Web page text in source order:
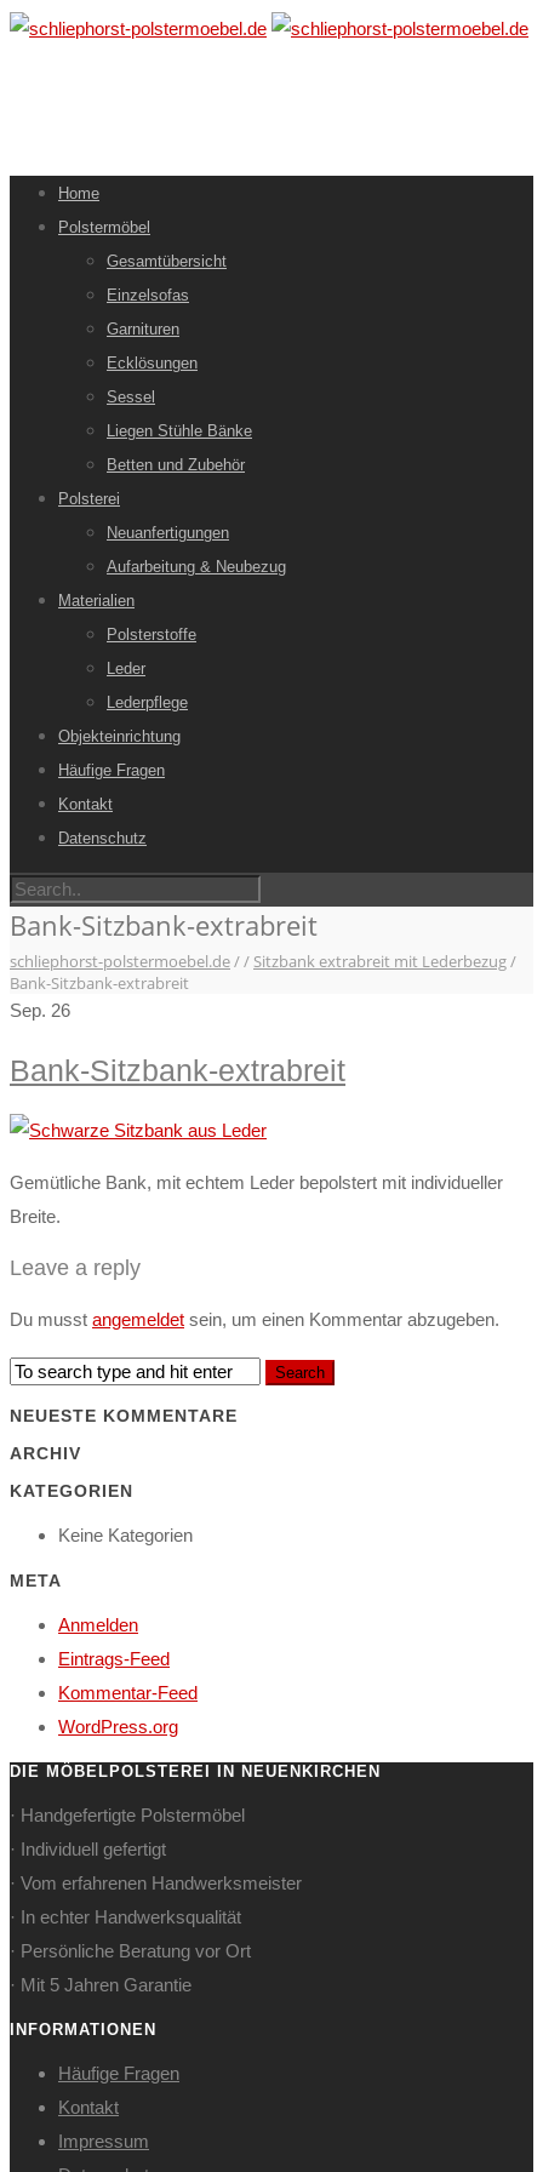
Home
Polstermöbel
Gesamtübersicht
Einzelsofas
Garnituren
Ecklösungen
Sessel
Liegen Stühle Bänke
Betten und Zubehör
Polsterei
Neuanfertigungen
Aufarbeitung & Neubezug
Materialien
Polsterstoffe
Leder
Lederpflege
Objekteinrichtung
Häufige Fragen
Kontakt
Datenschutz
Bank-Sitzbank-extrabreit
schliephorst-polstermoebel.de// Sitzbank extrabreit mit Lederbezug/
Bank-Sitzbank-extrabreit
Sep. 26
Bank-Sitzbank-extrabreit
Gemütliche Bank, mit echtem Leder bepolstert mit individueller
Breite.
Leave a reply
Du musst angemeldet sein, um einen Kommentar abzugeben.
NEUESTE KOMMENTARE
ARCHIV
KATEGORIEN
Keine Kategorien
META
Anmelden
Eintrags-Feed
Kommentar-Feed
WordPress.org
DIE MÖBELPOLSTEREI IN NEUENKIRCHEN
· Handgefertigte Polstermöbel
· Individuell gefertigt
· Vom erfahrenen Handwerksmeister
· In echter Handwerksqualität
· Persönliche Beratung vor Ort
· Mit 5 Jahren Garantie
INFORMATIONEN
Häufige Fragen
Kontakt
Impressum